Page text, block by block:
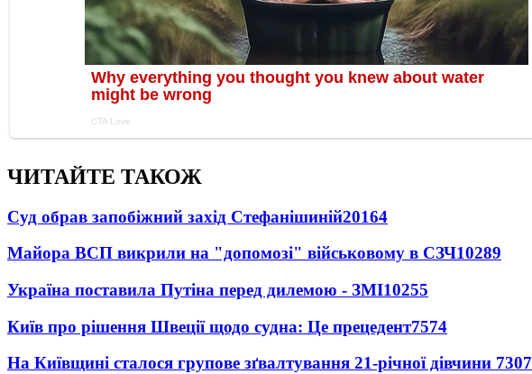
ЧИТАЙТЕ ТАКОЖ
Суд обрав запобіжний захід Стефанішиній20164
Майора ВСП викрили на "допомозі" військовому в СЗЧ10289
Україна поставила Путіна перед дилемою - ЗМІ10255
Київ про рішення Швеції щодо судна: Це прецедент7574
На Київщині сталося групове зґвалтування 21-річної дівчини 7307